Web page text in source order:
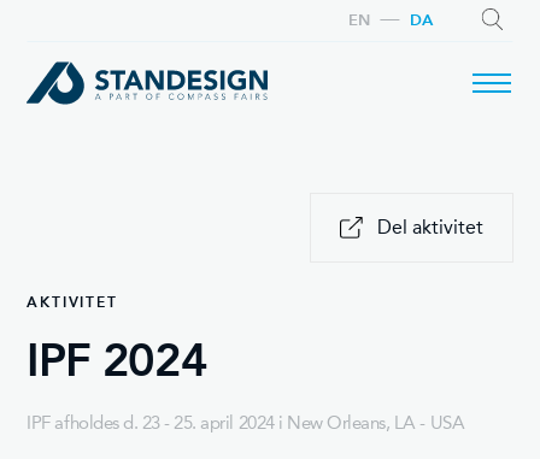
DA
EN
AKTIVITET
IPF 2024
IPF afholdes d. 23 - 25. april 2024 i New Orleans, LA - USA
Del aktivitet